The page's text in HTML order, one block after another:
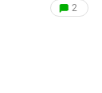
2